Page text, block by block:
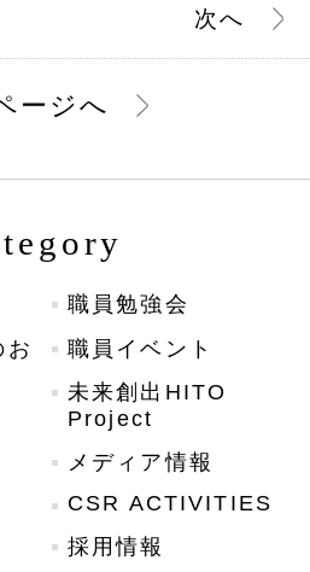
次へ
ージへ
職員勉強会
お
職員イベント
未来創出HITO
Project
メディア情報
CSR ACTIVITIES
採用情報